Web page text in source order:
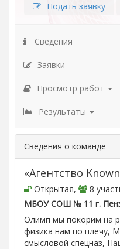
Подать заявку
Сведения
Заявки
Просмотр работ
Результаты
Сведения о команде
«Агентство
Открытая,
8
МБОУ СОШ № 11 г.
Олимп мы покорим на
физика нам по плечу,
смысловой спецназ,